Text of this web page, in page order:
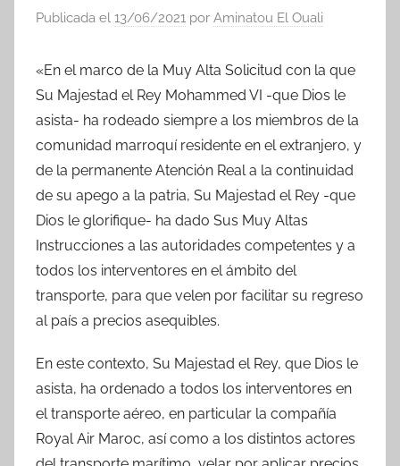
Publicada el 13/06/2021 por Aminatou El Ouali
«En el marco de la Muy Alta Solicitud con la que
Su Majestad el Rey Mohammed VI -que Dios le
asista- ha rodeado siempre a los miembros de la
comunidad marroquí residente en el extranjero, y
de la permanente Atención Real a la continuidad
de su apego a la patria, Su Majestad el Rey -que
Dios le glorifique- ha dado Sus Muy Altas
Instrucciones a las autoridades competentes y a
todos los interventores en el ámbito del
transporte, para que velen por facilitar su regreso
al país a precios asequibles.
En este contexto, Su Majestad el Rey, que Dios le
asista, ha ordenado a todos los interventores en
el transporte aéreo, en particular la compañía
Royal Air Maroc, así como a los distintos actores